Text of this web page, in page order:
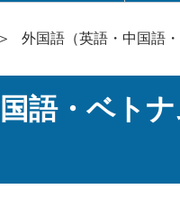
外国語（英語・中国語
語・ベト